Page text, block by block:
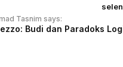
Tasnim says:
Budi dan Paradoks